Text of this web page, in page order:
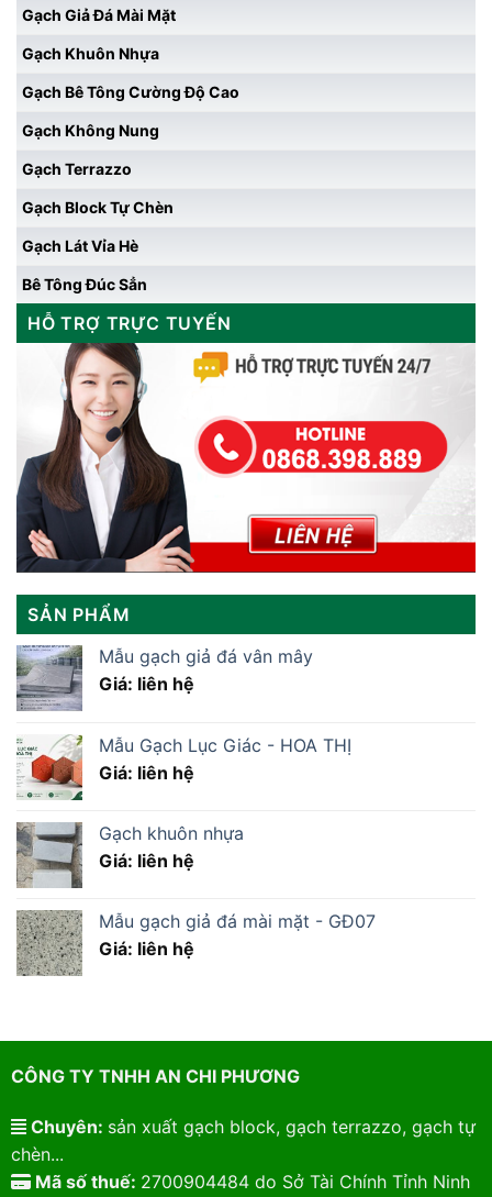
Gạch Giả Đá Mài Mặt
Gạch Khuôn Nhựa
Gạch Bê Tông Cường Độ Cao
Gạch Không Nung
Gạch Terrazzo
Gạch Block Tự Chèn
Gạch Lát Vỉa Hè
Bê Tông Đúc Sẳn
HỖ TRỢ TRỰC TUYẾN
SẢN PHẨM
Mẫu gạch giả đá vân mây
Giá: liên hệ
Mẫu Gạch Lục Giác - HOA THỊ
Giá: liên hệ
Gạch khuôn nhựa
Giá: liên hệ
Mẫu gạch giả đá mài mặt - GĐ07
Giá: liên hệ
CÔNG TY TNHH AN CHI PHƯƠNG
Chuyên: sản xuất gạch block, gạch terrazzo, gạch tự
chèn...
Mã số thuế: 2700904484 do Sở Tài Chính Tỉnh Ninh